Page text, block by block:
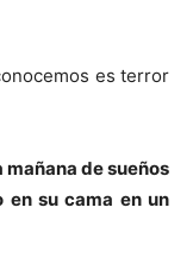
es terror
mañana de sueños
en su cama en un